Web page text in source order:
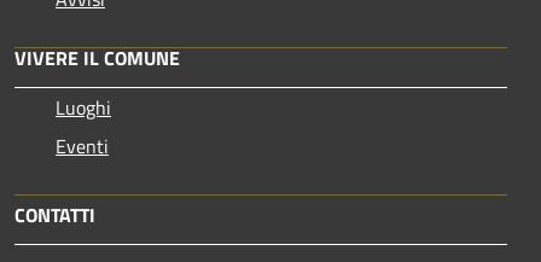
VIVERE IL COMUNE
Luoghi
Eventi
CONTATTI